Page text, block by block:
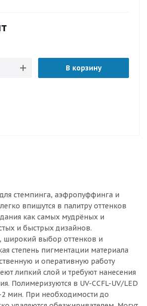
В корзину
стемпинга, аэфропуффинга и
впишутся в палитру оттенков
как самых мудрёных и
и быстрых дизайнов.
выбор оттенков и
степень пигментации материала
и оперативную работу
липкий слой и требуют нанесения
Полимеризуются в UV-CCFL-UV/LED
2 мин. При необходимости до